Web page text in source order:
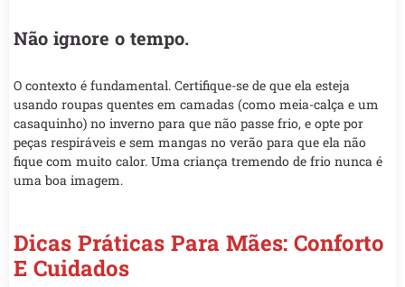
Não ignore o tempo.
O contexto é fundamental. Certifique-se de que ela esteja
usando roupas quentes em camadas (como meia-calça e um
casaquinho) no inverno para que não passe frio, e opte por
peças respiráveis e sem mangas no verão para que ela não
fique com muito calor. Uma criança tremendo de frio nunca é
uma boa imagem.
Dicas Práticas Para Mães: Conforto
E Cuidados